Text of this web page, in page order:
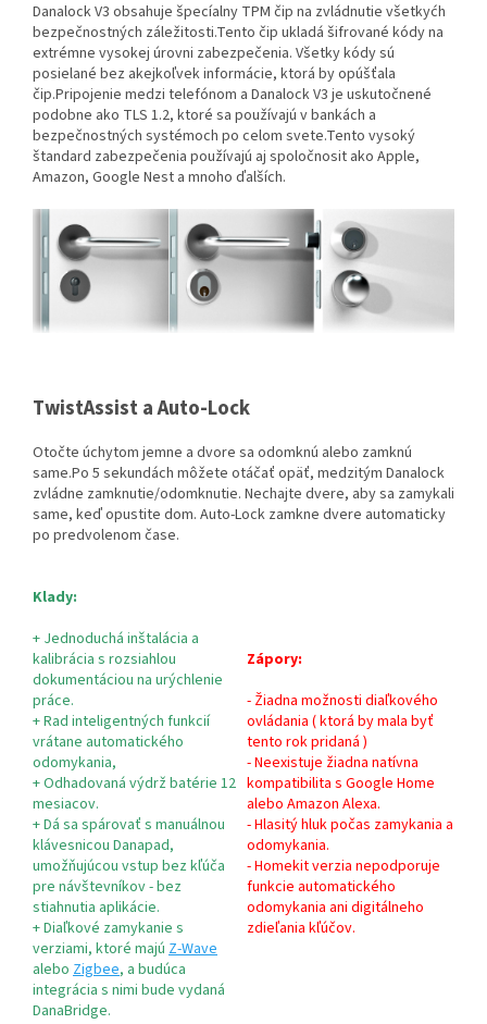
Danalock V3 obsahuje špecíalny TPM čip na zvládnutie všetkyćh
bezpečnostných záležitosti.Tento čip ukladá šifrované kódy na
extrémne vysokej úrovni zabezpečenia. Všetky kódy sú
posielané bez akejkoľvek informácie, ktorá by opúšťala
čip.Pripojenie medzi telefónom a Danalock V3 je uskutočnené
podobne ako TLS 1.2, ktoré sa používajú v bankách a
bezpečnostných systémoch po celom svete.Tento vysoký
štandard zabezpečenia používajú aj spoločnosit ako Apple,
Amazon, Google Nest a mnoho ďalších.
TwistAssist a Auto-Lock
Otočte úchytom jemne a dvore sa odomknú alebo zamknú
same.Po 5 sekundách môžete otáčať opäť, medzitým Danalock
zvládne zamknutie/odomknutie. Nechajte dvere, aby sa zamykali
same, keď opustite dom. Auto-Lock zamkne dvere automaticky
po predvolenom čase.
Klady:
+ Jednoduchá inštalácia a
kalibrácia s rozsiahlou
dokumentáciou na urýchlenie
práce.
+Rad inteligentných funkcií
vrátane automatického
odomykania,
+Odhadovaná výdrž batérie 12
mesiacov.
+Dá sa spárovať s manuálnou
klávesnicou Danapad,
umožňujúcou vstup bez kľúča
pre návštevníkov - bez
stiahnutia aplikácie.
+Diaľkové zamykanie s
verziami, ktoré majú Z-Wave
alebo Zigbee, a budúca
integrácia s nimi bude vydaná
DanaBridge.
Zápory:
- Žiadna možnosti diaľkového
ovládania ( ktorá by mala byť
tento rok pridaná )
- Neexistuje žiadna natívna
kompatibilita s Google Home
alebo Amazon Alexa.
- Hlasitý hluk počas zamykania a
odomykania.
- Homekit verzia nepodporuje
funkcie automatického
odomykania ani digitálneho
zdieľania kľúčov.